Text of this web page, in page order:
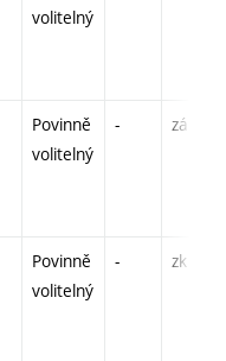
volitelný
Povinně
volitelný
- zá
Povinně
volitelný
- zk